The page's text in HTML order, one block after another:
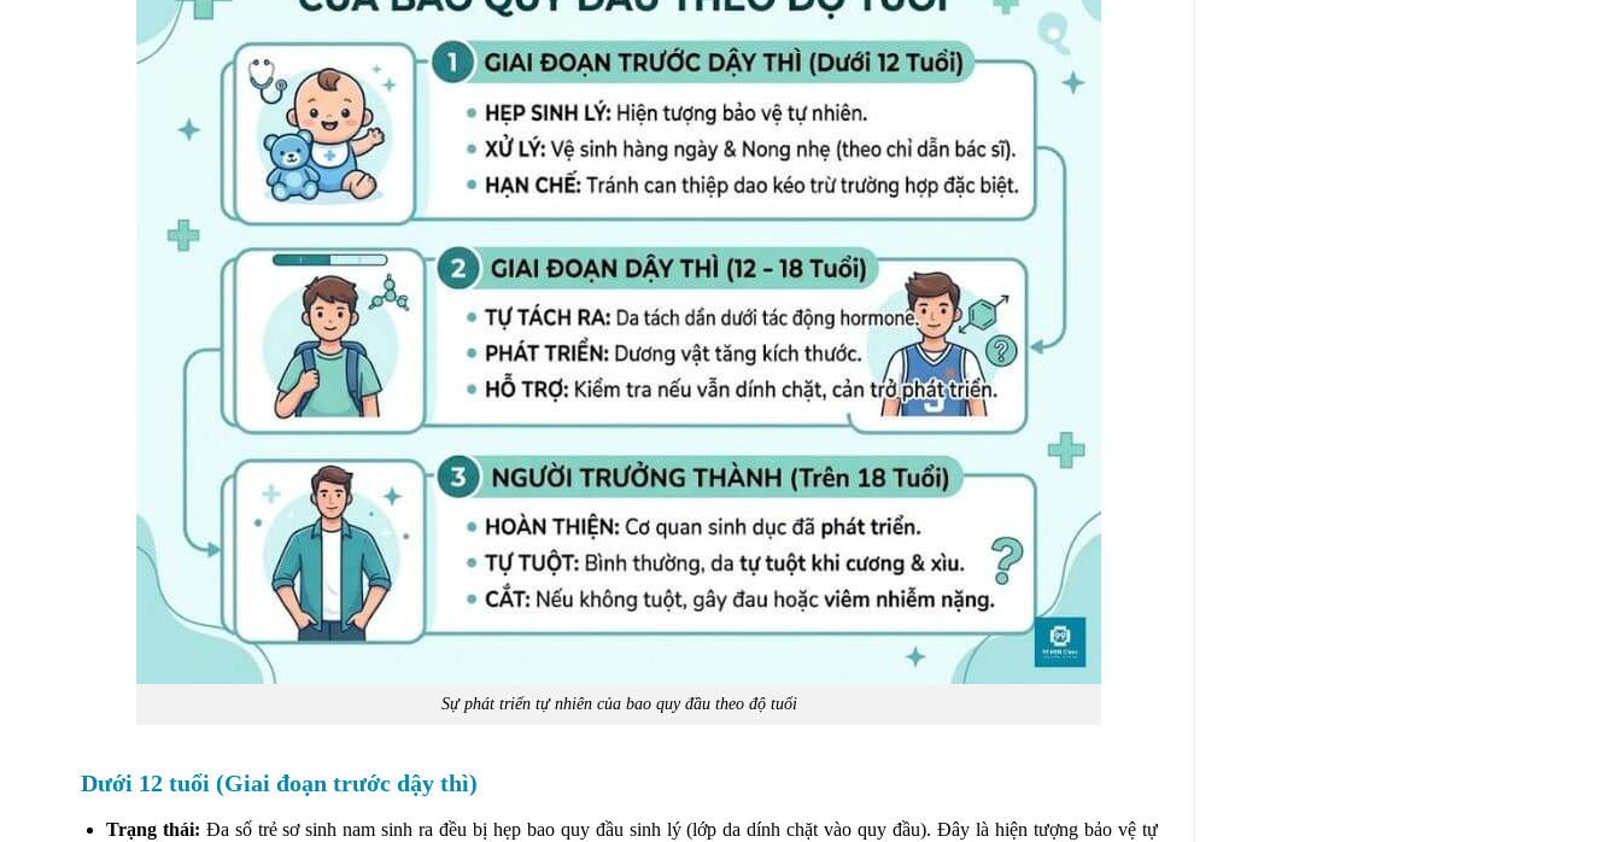
Sự phát triển tự nhiên của bao quy đầu theo độ tuổi
Dưới 12 tuổi (Giai đoạn trước dậy thì)
Trạng thái: Đa số trẻ sơ sinh nam sinh ra đều bị hẹp bao quy đầu sinh lý (lớp da dính chặt vào quy đầu). Đây là hiện tượng bảo vệ tự